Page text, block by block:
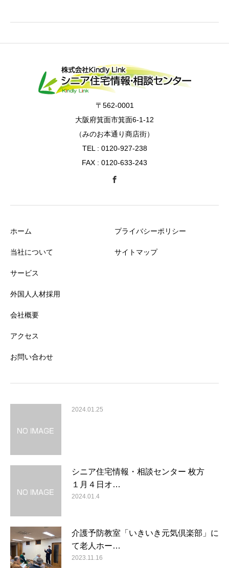
〒562-0001
大阪府箕面市箕面6-1-12
（みのお本通り商店街）
TEL : 0120-927-238
FAX : 0120-633-243
ホーム
当社について
サービス
外国人人材採用
会社概要
アクセス
お問い合わせ
プライバシーポリシー
サイトマップ
2024.01.25
シニア住宅情報・相談センター 枚方
１月４日オ…
2024.01.4
介護予防教室「いきいき元気倶楽部」に
て老人ホー…
2023.11.16